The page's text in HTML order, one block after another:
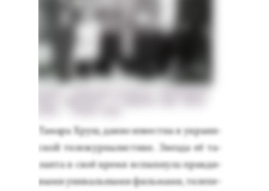
Та­мара Хрущ дав­но из­вес­тна в ук­ра­ин­
ской те­лежур­на­лис­ти­ке. Звез­да её та­
лан­та в своё вре­мя вспых­ну­ла прав­ди­
выми уни­каль­ны­ми филь­ма­ми, те­лепе­